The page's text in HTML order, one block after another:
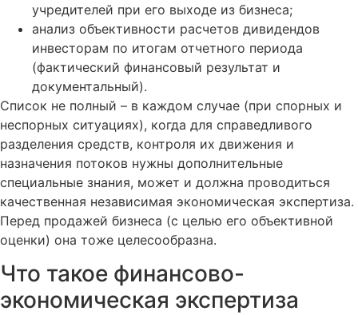
учредителей при его выходе из бизнеса;
анализ объективности расчетов дивидендов
инвесторам по итогам отчетного периода
(фактический финансовый результат и
документальный).
Список не полный – в каждом случае (при спорных и
неспорных ситуациях), когда для справедливого
разделения средств, контроля их движения и
назначения потоков нужны дополнительные
специальные знания, может и должна проводиться
качественная независимая экономическая экспертиза.
Перед продажей бизнеса (с целью его объективной
оценки) она тоже целесообразна.
Что такое финансово-
экономическая экспертиза